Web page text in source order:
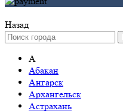
Назад
А
Абакан
Ангарск
Архангельск
Астрахань